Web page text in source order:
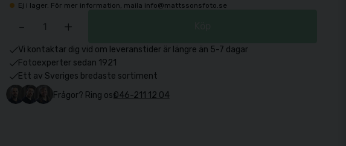
Ej i lager. För mer information, maila info@mattssonsfoto.se
- +
Vi kontaktar dig vid om leveranstider är längre än 5-7 dagar
Fotoexperter sedan 1921
Ett av Sveriges bredaste sortiment
Frågor? Ring oss046-211 12 04